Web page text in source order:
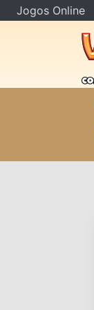
Jogos Online